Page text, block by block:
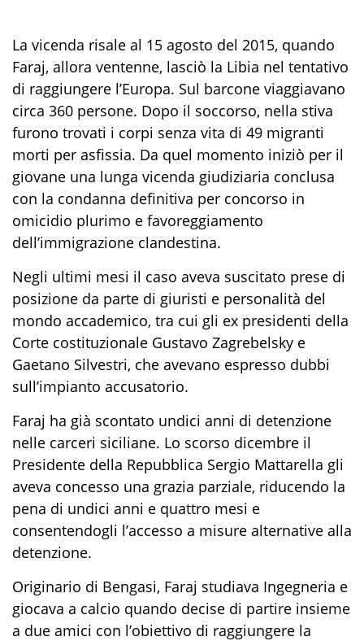
La vicenda risale al 15 agosto del 2015, quando
Faraj, allora ventenne, lasciò la Libia nel tentativo
di raggiungere l’Europa. Sul barcone viaggiavano
circa 360 persone. Dopo il soccorso, nella stiva
furono trovati i corpi senza vita di 49 migranti
morti per asfissia. Da quel momento iniziò per il
giovane una lunga vicenda giudiziaria conclusa
con la condanna definitiva per concorso in
omicidio plurimo e favoreggiamento
dell’immigrazione clandestina.
Negli ultimi mesi il caso aveva suscitato prese di
posizione da parte di giuristi e personalità del
mondo accademico, tra cui gli ex presidenti della
Corte costituzionale Gustavo Zagrebelsky e
Gaetano Silvestri, che avevano espresso dubbi
sull’impianto accusatorio.
Faraj ha già scontato undici anni di detenzione
nelle carceri siciliane. Lo scorso dicembre il
Presidente della Repubblica Sergio Mattarella gli
aveva concesso una grazia parziale, riducendo la
pena di undici anni e quattro mesi e
consentendogli l’accesso a misure alternative alla
detenzione.
Originario di Bengasi, Faraj studiava Ingegneria e
giocava a calcio quando decise di partire insieme
a due amici con l’obiettivo di raggiungere la